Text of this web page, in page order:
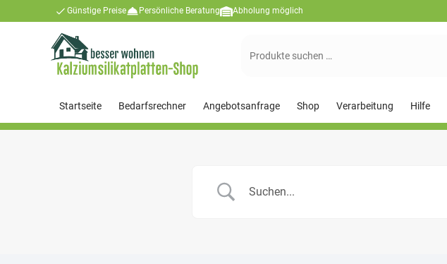
Günstige Preise Persönliche Beratung Abholung möglich
Suchen
Startseite Bedarfsrechner Angebotsanfrage Shop Verarbeitung Hilfe